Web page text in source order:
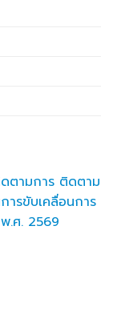
ตามการ ติดตาม
ารขับเคลื่อนการ
.ศ. 2569